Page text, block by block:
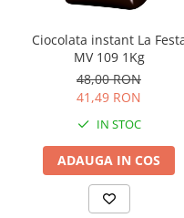
Produsul este
bax contine 10
Ciocolata instant La
MV 109 1Kg
48,00 RON
41,49 RON
IN STOC
ADAUGA IN COS